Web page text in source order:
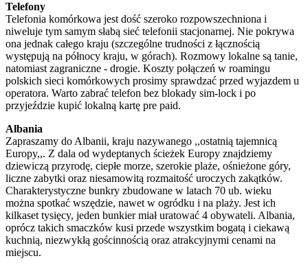
Telefony
Telefonia komórkowa jest dość szeroko rozpowszechniona i
niweluje tym samym słabą sieć telefonii stacjonarnej. Nie pokrywa
ona jednak całego kraju (szczególne trudności z łącznością
występują na północy kraju, w górach). Rozmowy lokalne są tanie,
natomiast zagraniczne - drogie. Koszty połączeń w roamingu
polskich sieci komórkowych prosimy sprawdzać przed wyjazdem u
operatora. Warto zabrać telefon bez blokady sim-lock i po
przyjeździe kupić lokalną kartę pre paid.
Albania
Zapraszamy do Albanii, kraju nazywanego ,,ostatnią tajemnicą
Europy,,. Z dala od wydeptanych ścieżek Europy znajdziemy
dziewiczą przyrodę, ciepłe morze, szerokie plaże, ośnieżone góry,
liczne zabytki oraz niesamowitą rozmaitość uroczych zakątków.
Charakterystyczne bunkry zbudowane w latach 70 ub. wieku
można spotkać wszędzie, nawet w ogródku i na plaży. Jest ich
kilkaset tysięcy, jeden bunkier miał uratować 4 obywateli. Albania,
oprócz takich smaczków kusi przede wszystkim bogatą i ciekawą
kuchnią, niezwykłą gościnnością oraz atrakcyjnymi cenami na
miejscu.